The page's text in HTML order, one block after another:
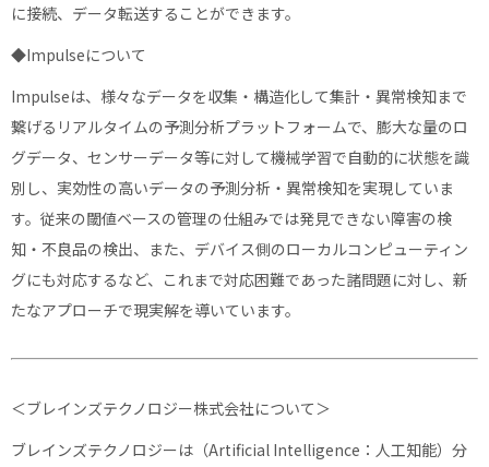
に接続、データ転送することができます。
◆Impulseについて
Impulseは、様々なデータを収集・構造化して集計・異常検知まで
繋げるリアルタイムの予測分析プラットフォームで、膨大な量のロ
グデータ、センサーデータ等に対して機械学習で自動的に状態を識
別し、実効性の高いデータの予測分析・異常検知を実現していま
す。従来の閾値ベースの管理の仕組みでは発見できない障害の検
知・不良品の検出、また、デバイス側のローカルコンピューティン
グにも対応するなど、これまで対応困難であった諸問題に対し、新
たなアプローチで現実解を導いています。
＜ブレインズテクノロジー株式会社について＞
ブレインズテクノロジーは（Artificial Intelligence：人工知能）分